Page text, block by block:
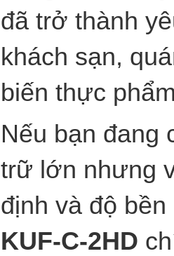
đã trở thành
khách sạn,
biến thực
Nếu bạn đang
trữ lớn nhưng
định và độ
KUF-C-2HD